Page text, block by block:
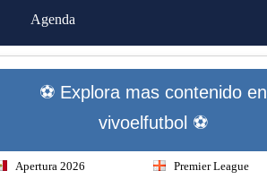
Agenda
⚽ Explora mas contenido en
vivoelfutbol ⚽
Apertura 2026 Premier League